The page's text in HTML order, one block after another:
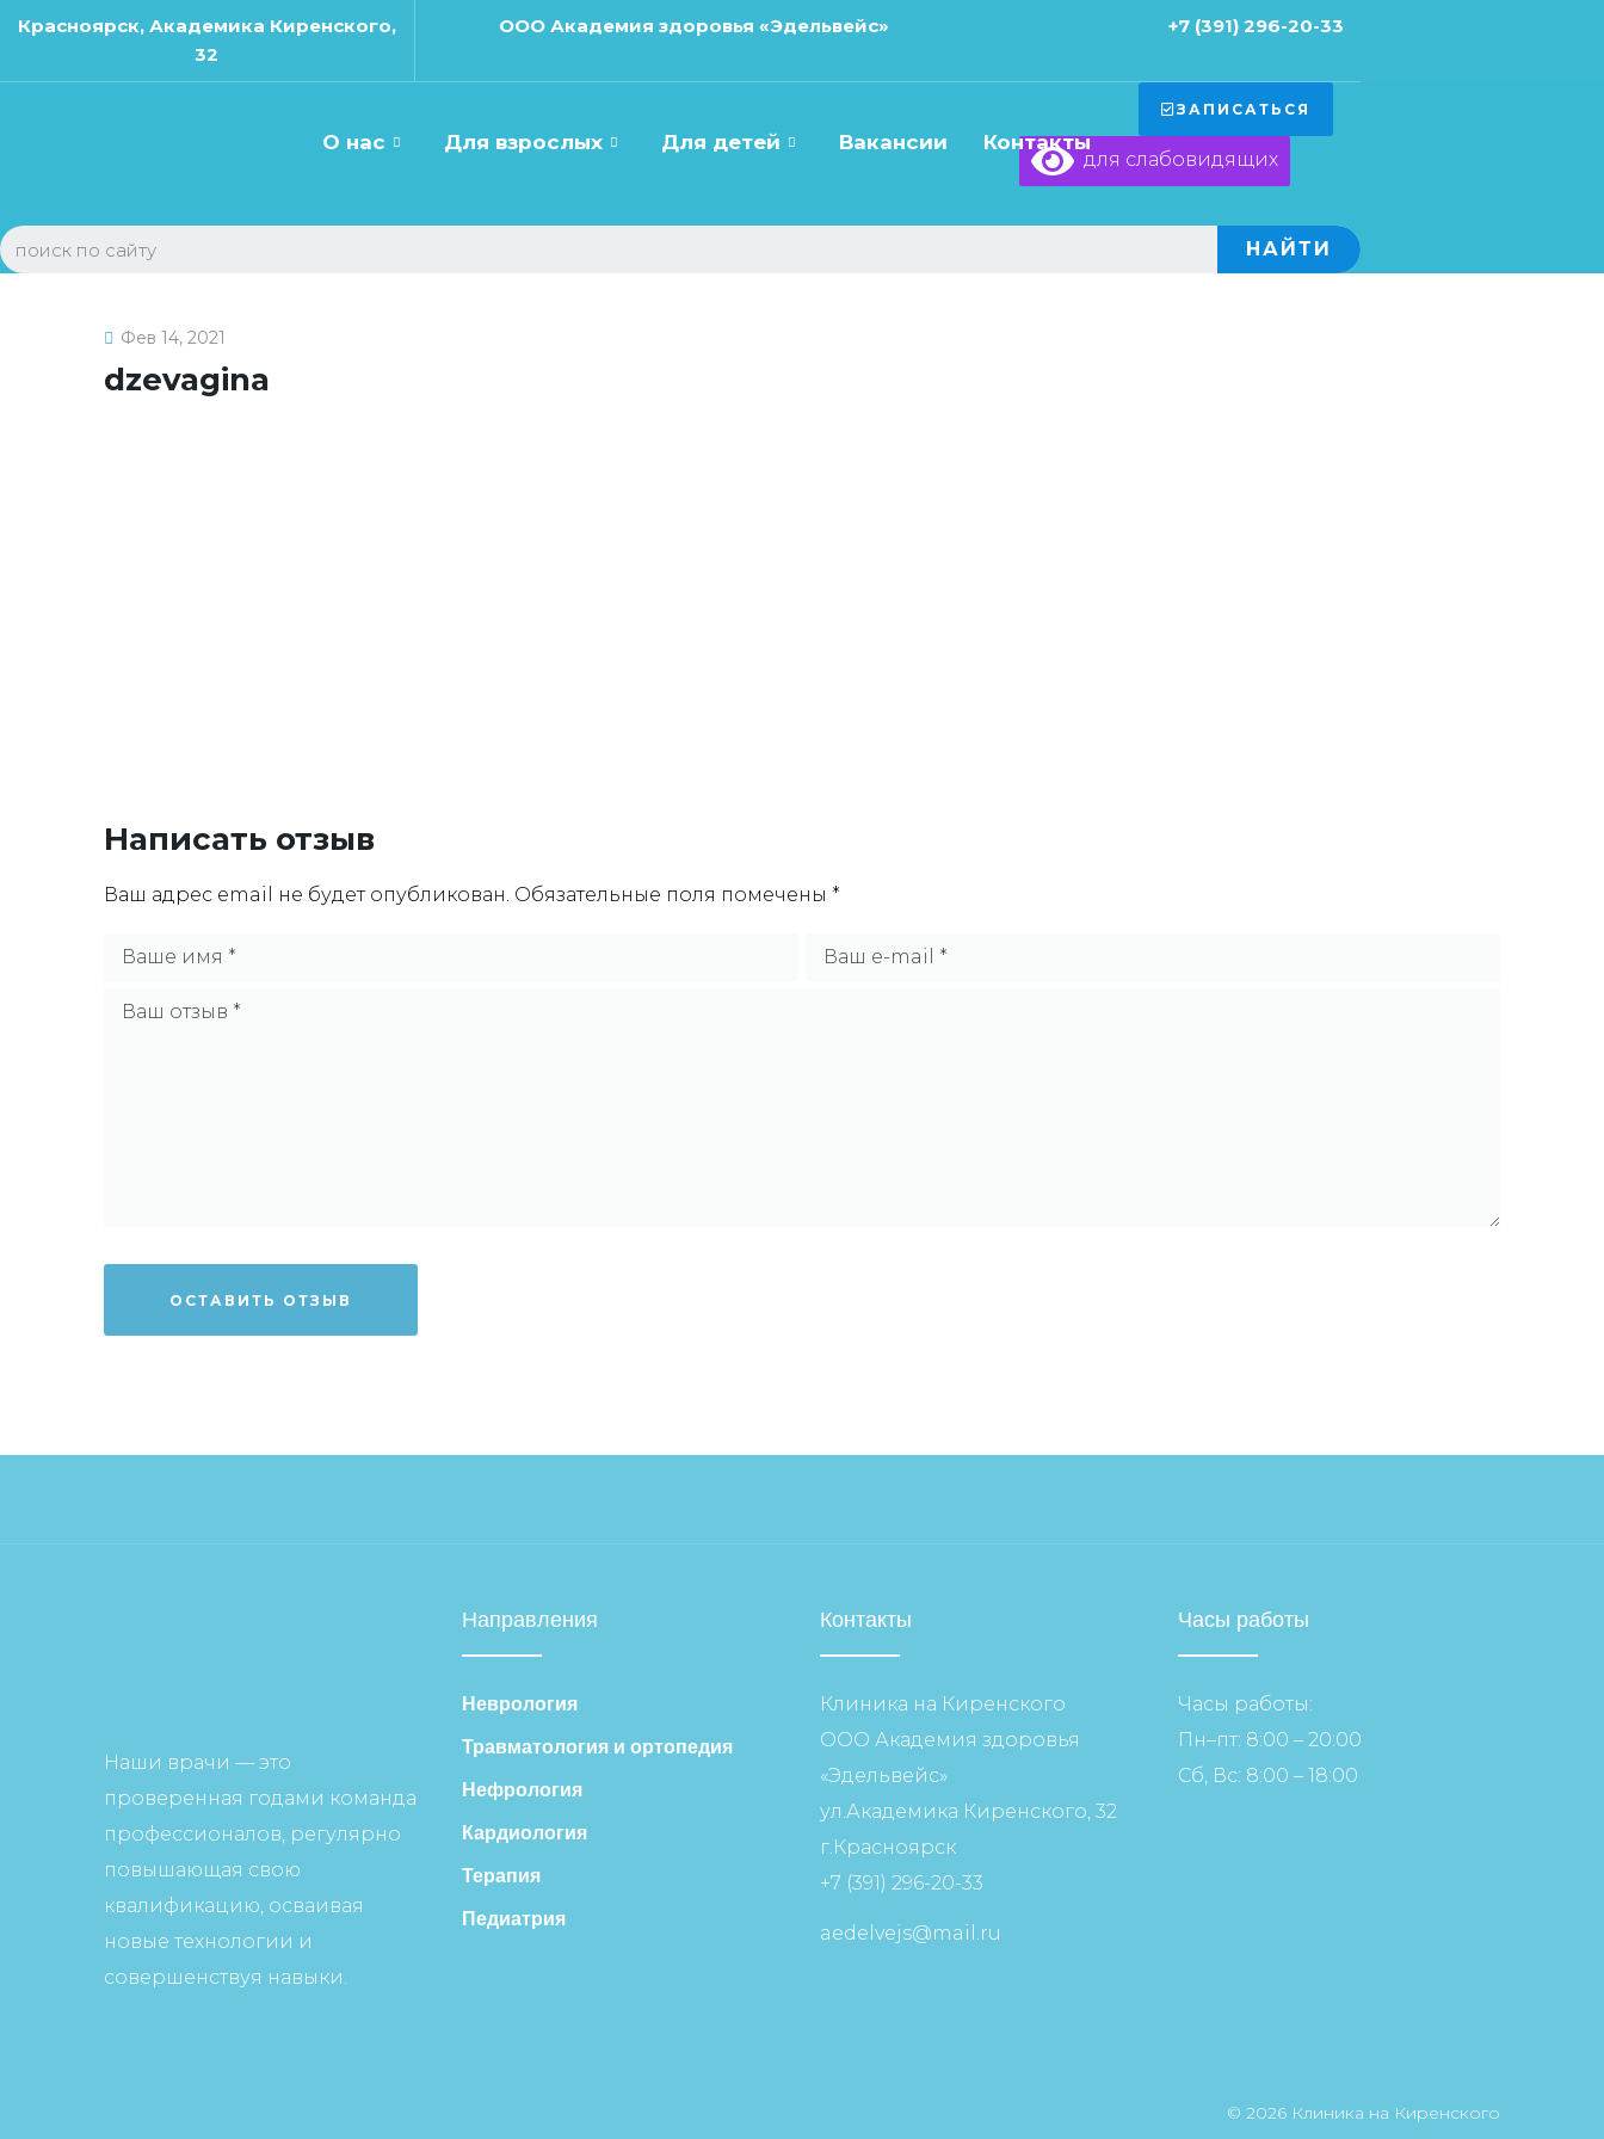
Красноярск, Академика Киренского,
32
ООО Академия здоровья «Эдельвейс» +7 (391) 296-20-33
О нас Для взрослых Для детей Вакансии Контакты
ЗАПИСАТЬСЯ
для слабовидящих
НАЙТИ
Фев 14, 2021
dzevagina
Написать отзыв
Ваш адрес email не будет опубликован. Обязательные поля помечены *
Наши врачи — это
проверенная годами команда
профессионалов, регулярно
повышающая свою
квалификацию, осваивая
новые технологии и
совершенствуя навыки.
Направления
Неврология
Травматология и ортопедия
Нефрология
Кардиология
Терапия
Педиатрия
Контакты
Клиника на Киренского
ООО Академия здоровья
«Эдельвейс»
ул.Академика Киренского, 32
г.Красноярск
+7 (391) 296-20-33
aedelvejs@mail.ru
Часы работы
Часы работы:
Пн–пт: 8:00 – 20:00
Сб, Вс: 8:00 – 18:00
© 2026 Клиника на Киренского
×